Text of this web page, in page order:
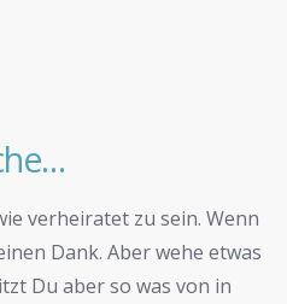
verheiratet zu sein. Wenn
Dank. Aber wehe etwas
Du aber so was von in